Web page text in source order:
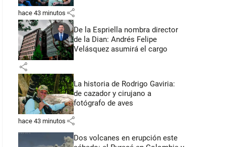
hace 43 minutos share
De la Espriella nombra director
de la Dian: Andrés Felipe
Velásquez asumirá el cargo
share
La historia de Rodrigo Gaviria:
de cazador y cirujano a
fotógrafo de aves
hace 43 minutos share
Dos volcanes en erupción este